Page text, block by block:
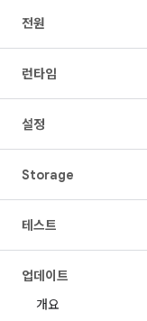
전원
런타임
설정
Storage
테스트
업데이트
개요